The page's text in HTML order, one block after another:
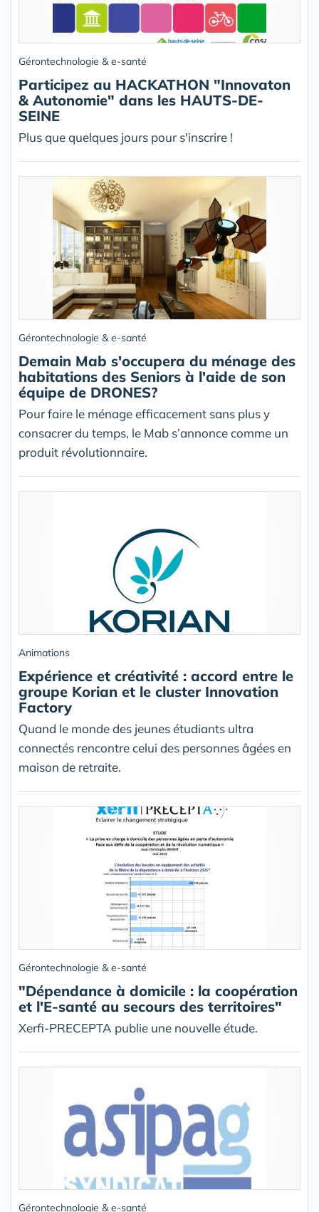
Gérontechnologie & e-santé
Participez au HACKATHON "Innovaton
& Autonomie" dans les HAUTS-DE-
SEINE
Plus que quelques jours pour s'inscrire !
Gérontechnologie & e-santé
Demain Mab s'occupera du ménage des
habitations des Seniors à l'aide de son
équipe de DRONES?
Pour faire le ménage efficacement sans plus y
consacrer du temps, le Mab s’annonce comme un
produit révolutionnaire.
Animations
Expérience et créativité : accord entre le
groupe Korian et le cluster Innovation
Factory
Quand le monde des jeunes étudiants ultra
connectés rencontre celui des personnes âgées en
maison de retraite.
Gérontechnologie & e-santé
"Dépendance à domicile : la coopération
et l'E-santé au secours des territoires"
Xerfi-PRECEPTA publie une nouvelle étude.
Gérontechnologie & e-santé